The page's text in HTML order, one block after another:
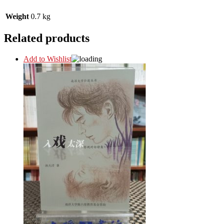
Weight 0.7 kg
Related products
Add to Wishlist